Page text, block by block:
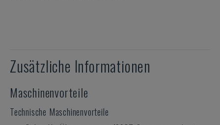
Zusätzliche Informationen
Maschinenvorteile
Technische Maschinenvorteile